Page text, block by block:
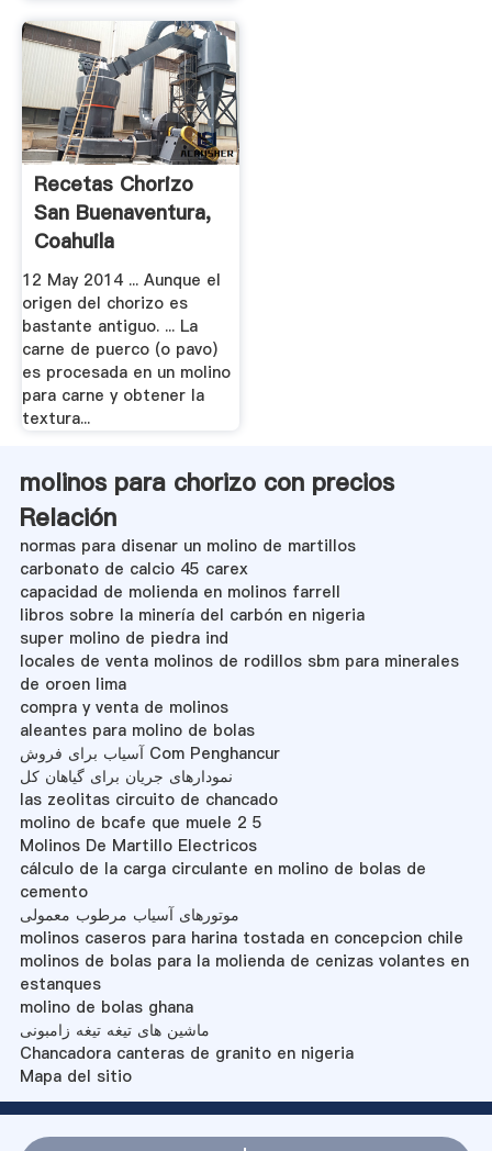
Recetas Chorizo
San Buenaventura,
Coahuila
12 May 2014 ... Aunque el
origen del chorizo es
bastante antiguo. ... La
carne de puerco (o pavo)
es procesada en un molino
para carne y obtener la
textura...
molinos para chorizo con precios
Relación
normas para disenar un molino de martillos
carbonato de calcio 45 carex
capacidad de molienda en molinos farrell
libros sobre la minería del carbón en nigeria
super molino de piedra ind
locales de venta molinos de rodillos sbm para minerales
de oroen lima
compra y venta de molinos
aleantes para molino de bolas
آسیاب برای فروش Com Penghancur
نمودارهای جریان برای گیاهان کل
las zeolitas circuito de chancado
molino de bcafe que muele 2 5
Molinos De Martillo Electricos
cálculo de la carga circulante en molino de bolas de
cemento
موتورهای آسیاب مرطوب معمولی
molinos caseros para harina tostada en concepcion chile
molinos de bolas para la molienda de cenizas volantes en
estanques
molino de bolas ghana
ماشین های تیغه تیغه زامبونی
Chancadora canteras de granito en nigeria
Mapa del sitio